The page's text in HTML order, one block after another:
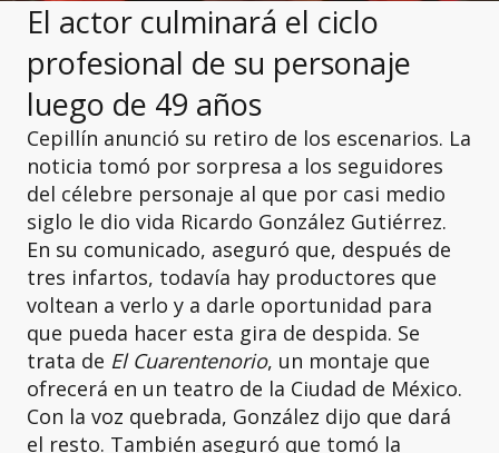
El actor culminará el ciclo
profesional de su personaje
luego de 49 años
Cepillín anunció su retiro de los escenarios. La
noticia tomó por sorpresa a los seguidores
del célebre personaje al que por casi medio
siglo le dio vida Ricardo González Gutiérrez.
En su comunicado, aseguró que, después de
tres infartos, todavía hay productores que
voltean a verlo y a darle oportunidad para
que pueda hacer esta gira de despida. Se
trata de El Cuarentenorio, un montaje que
ofrecerá en un teatro de la Ciudad de México.
Con la voz quebrada, González dijo que dará
el resto. También aseguró que tomó la